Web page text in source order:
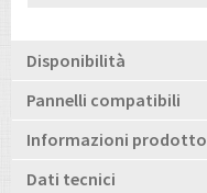
Disponibilità
Pannelli compatibili
Informazioni prodotto
Dati tecnici